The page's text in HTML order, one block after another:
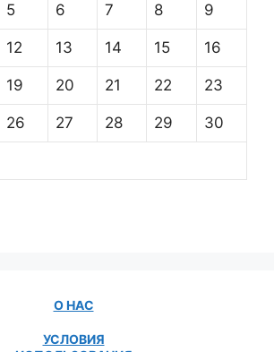
5 6 7 8 9
12 13 14 15 16
19 20 21 22 23
26 27 28 29 30
О НАС
УСЛОВИЯ